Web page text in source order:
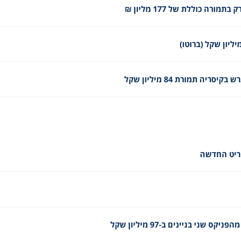
כוללת של 177 מליון ₪
בניינים ב-97 מיליון שקל